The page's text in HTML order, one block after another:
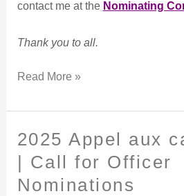
contact me at the Nominating
Thank you to all.
Read More »
2025 Appel aux
| Call for Officer
Nominations
2025
Appel
aux
candidatures